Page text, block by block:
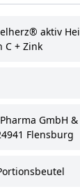
aktiv
C + Zink
GmbH &
Flensburg